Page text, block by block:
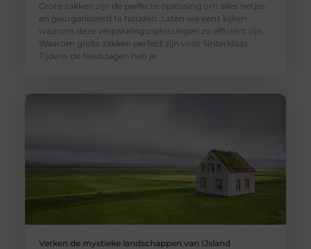
Grote zakken zijn de perfecte oplossing om alles netjes
en georganiseerd te houden. Laten we eens kijken
waarom deze verpakkingsoplossingen zo efficiënt zijn.
Waarom grote zakken perfect zijn voor Sinterklaas
Tijdens de feestdagen heb je
Verken de mystieke landschappen van IJsland